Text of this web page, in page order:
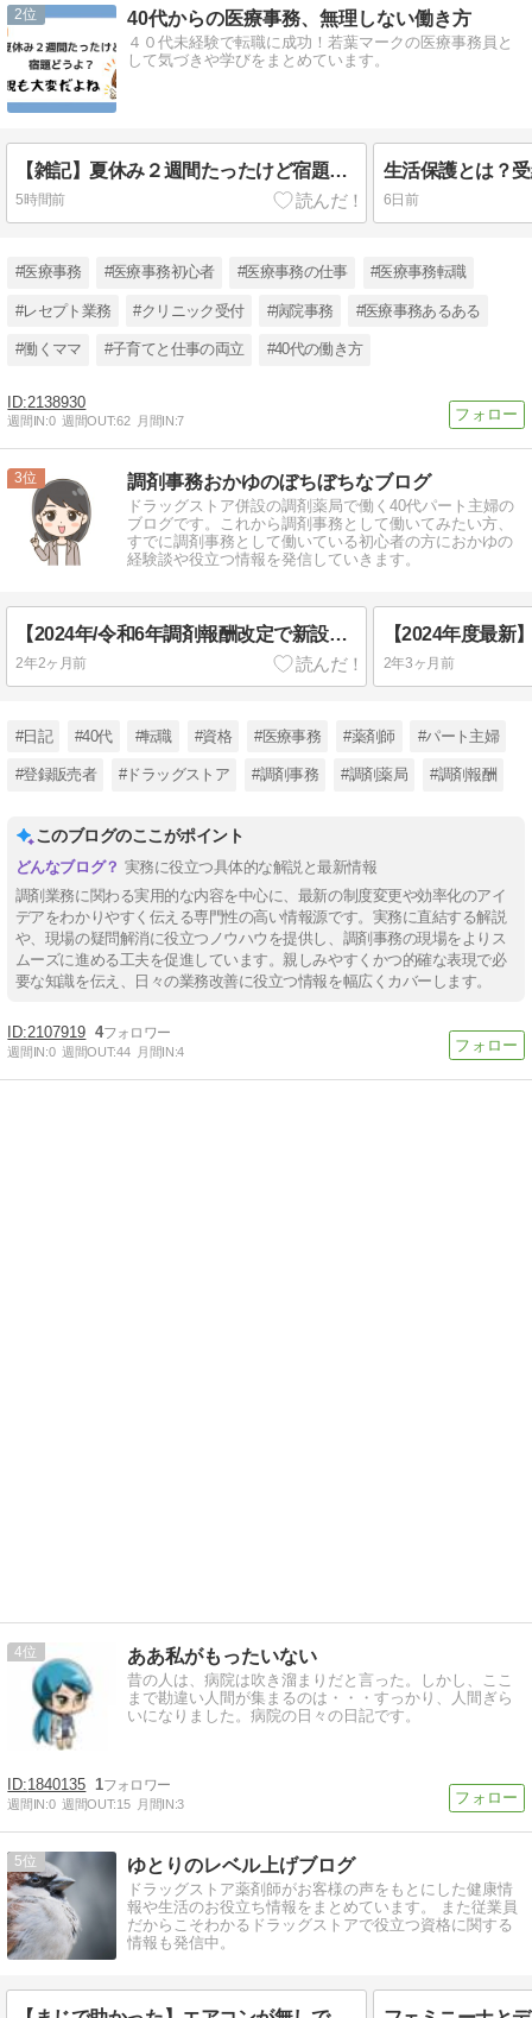
2 40代からの医療事務、無理しない働き方
４０代未経験で転職に成功！若葉マークの医療事務員と
して気づきや学びをまとめています。
【雑記】夏休み２週間たったけど宿題どうよ？親も大変だよね
5時間前 6日前
#医療事務 #医療事務初心者 #医療事務の仕事 #医療事務転職
#レセプト業務 #クリニック受付 #病院事務 #医療事務あるある
#働くママ #子育てと仕事の両立 #40代の働き方
2138930
週間IN:0 週間OUT:62 月間IN:7
3 調剤事務おかゆのぼちぼちなブログ
ドラッグストア併設の調剤薬局で働く40代パート主婦の
ブログです。これから調剤事務として働いてみたい方、
すでに調剤事務として働いている初心者の方におかゆの
経験談や役立つ情報を発信していきます。
【2024年/令和6年調剤報酬改定で新設！】特定薬剤管理指導加算3についてわかりやすく解説！
2年2ヶ月前 2年3ヶ月前
#日記 #40代 #転職 #資格 #医療事務 #薬剤師 #パート主婦
#登録販売者 #ドラッグストア #調剤事務 #調剤薬局 #調剤報酬
このブログのここがポイント
実務に役立つ具体的な解説と最新情報
調剤業務に関わる実用的な内容を中心に、最新の制度変更や効率化のアイ
デアをわかりやすく伝える専門性の高い情報源です。実務に直結する解説
や、現場の疑問解消に役立つノウハウを提供し、調剤事務の現場をよりス
ムーズに進める工夫を促進しています。親しみやすくかつ的確な表現で必
要な知識を伝え、日々の業務改善に役立つ情報を幅広くカバーします。
2107919 4
週間IN:0 週間OUT:44 月間IN:4
4 ああ私がもったいない
昔の人は、病院は吹き溜まりだと言った。しかし、ここ
まで勘違い人間が集まるのは・・・すっかり、人間ぎら
いになりました。病院の日々の日記です。
1840135 1
週間IN:0 週間OUT:15 月間IN:3
5 ゆとりのレベル上げブログ
ドラッグストア薬剤師がお客様の声をもとにした健康情
報や生活のお役立ち情報をまとめています。 また従業員
だからこそわかるドラッグストアで役立つ資格に関する
情報も発信中。